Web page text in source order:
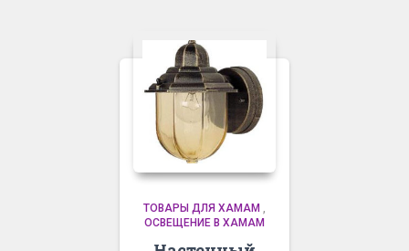
ТОВАРЫ ДЛЯ ХАМАМ
ОСВЕЩЕНИЕ В ХАМАМ